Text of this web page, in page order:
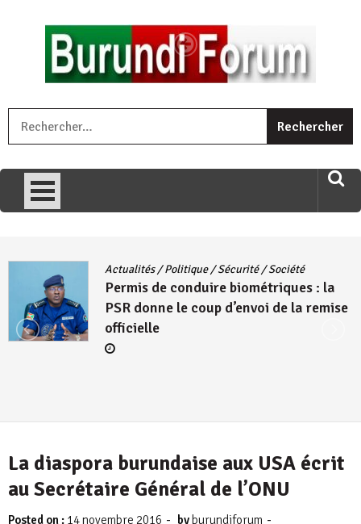
umariye umuryango wawe canke igihugu cakwibarutse .Wewe
uri ngaha ndagusigiye iki kibazo : Uriko ukora iki kugira ngo
Actualités/Politique/Sécurité/Société
Permis de conduire biométriques : la
PSR donne le coup d’envoi de la remise
officielle
La diaspora burundaise aux USA écrit
au Secrétaire Général de l’ONU
Posted on : 14 novembre 2016 - by burundiforum -